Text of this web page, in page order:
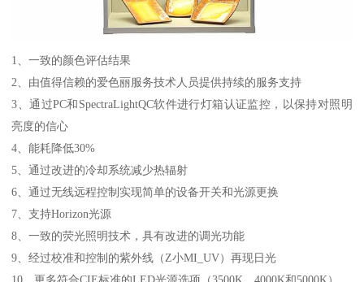
1、一致的颜色评估结果
2、 由值得信赖的爱色丽服务技术人员提供持续的服务支持
3、通过PC和 SpectraLightQC软件进行灯箱认证监控，以保持对照明
亮度的信心
4、能耗降低30%
5、通过改进的冷却系统减少热辐射
6、通过无线远程控制实现简单的设备开关和光源更换
7、支持Horizon光源
8、一致的荧光照明技术，具有改进的调光功能
9、经过校准和控制的紫外线（ Z小MI_UV）再现日光